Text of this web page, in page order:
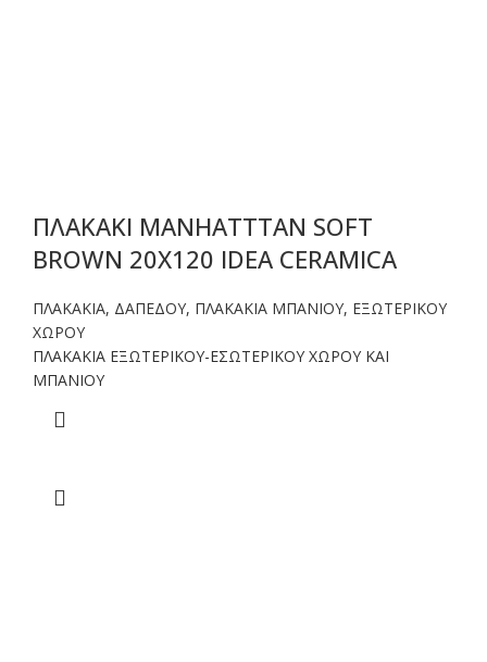
ΠΛΑΚΑΚΙ MANHATTTAN SOFT
BROWN 20X120 IDEA CERAMICA
ΠΛΑΚΑΚΙΑ, ΔΑΠΕΔΟΥ, ΠΛΑΚΑΚΙΑ ΜΠΑΝΙΟΥ, ΕΞΩΤΕΡΙΚΟΥ
ΧΩΡΟΥ
ΠΛΑΚΑΚΙΑ ΕΞΩΤΕΡΙΚΟΥ-ΕΣΩΤΕΡΙΚΟΥ ΧΩΡΟΥ ΚΑΙ
ΜΠΑΝΙΟΥ